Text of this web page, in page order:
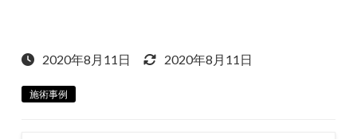
2020年8月11日 2020年8月11日
施術事例